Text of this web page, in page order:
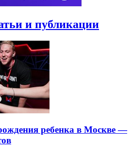
и публикации
ребенка в Москве —